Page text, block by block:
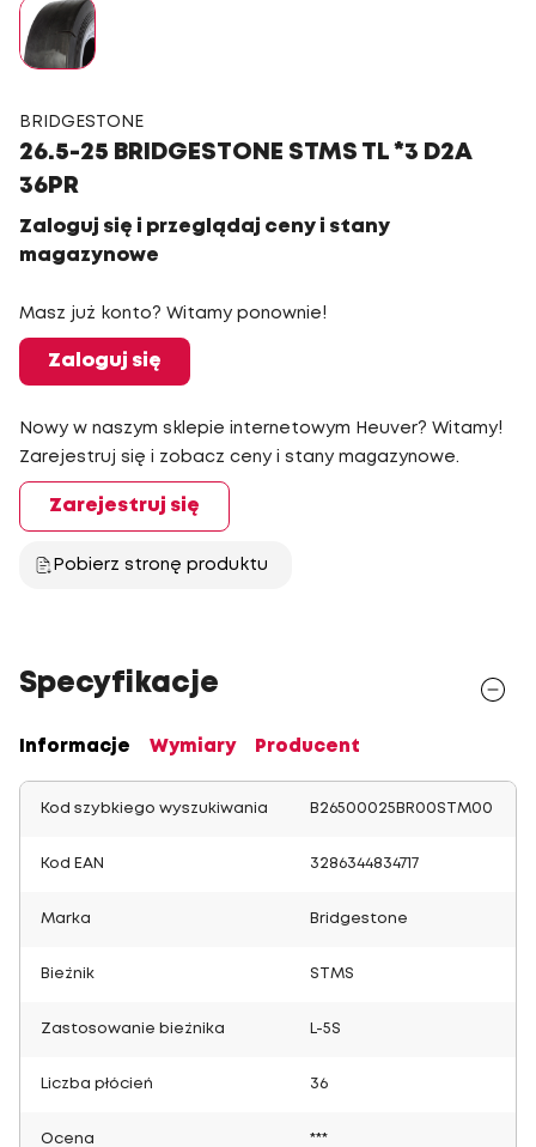
BRIDGESTONE
26.5-25 BRIDGESTONE STMS TL *3 D2A
36PR
Zaloguj się i przeglądaj ceny i stany
magazynowe
Masz już konto? Witamy ponownie!
Zaloguj się
Nowy w naszym sklepie internetowym Heuver? Witamy!
Zarejestruj się i zobacz ceny i stany magazynowe.
Zarejestruj się
Pobierz stronę produktu
Specyfikacje
Informacje Wymiary Producent
Kod szybkiego wyszukiwania B26500025BR00STM00
Kod EAN 3286344834717
Marka Bridgestone
Bieżnik STMS
Zastosowanie bieżnika L-5S
Liczba płócień 36
Ocena ***